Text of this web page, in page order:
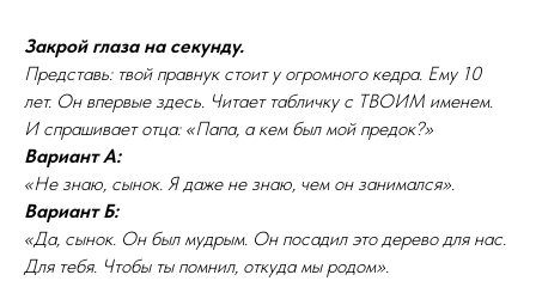
Закрой глаза на секунду.
Представь: твой правнук стоит у огромного кедра. Ему 10
лет. Он впервые здесь. Читает табличку с ТВОИМ именем.
И спрашивает отца: «Папа, а кем был мой предок?»
Вариант А:
«Не знаю, сынок. Я даже не знаю, чем он занимался».
Вариант Б:
«Да, сынок. Он был мудрым. Он посадил это дерево для нас.
Для тебя. Чтобы ты помнил, откуда мы родом».